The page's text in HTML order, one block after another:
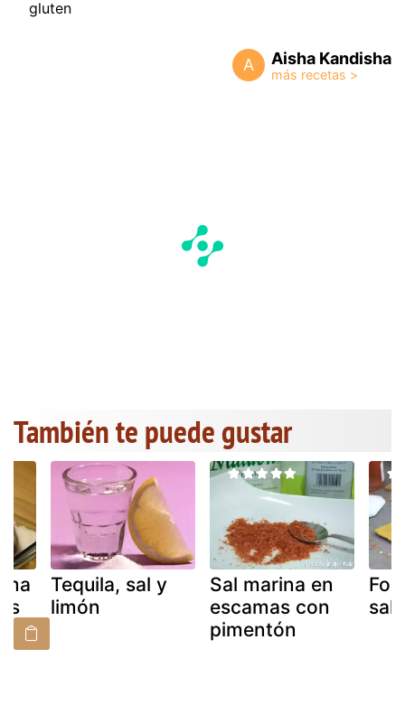
gluten
A Aisha Kandisha
También te puede gustar
Tequila, sal y
limón
Sal marina en
escamas con
pimentón
sal